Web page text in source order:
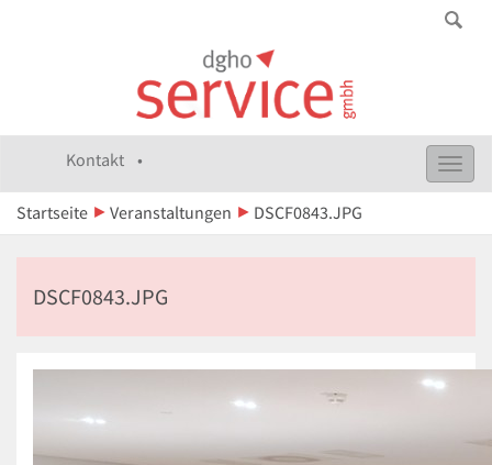
Kontakt •
Startseite
Veranstaltungen DSCF0843.JPG
DSCF0843.JPG